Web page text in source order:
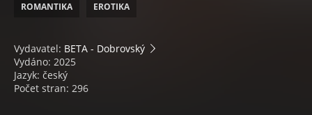
ROMANTIKA EROTIKA
Vydavatel: BETA - Dobrovský
Vydáno: 2025
Jazyk: český
Počet stran: 296